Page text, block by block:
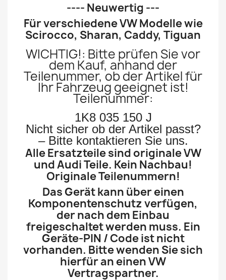
---- Neuwertig ---
Für verschiedene VW Modelle wie
Scirocco, Sharan, Caddy, Tiguan
WICHTIG!: Bitte prüfen Sievor
dem Kauf, anhand der
Teilenummer, ob der Artikel für
Ihr Fahrzeug geeignet ist!
Teilenummer:
1K8 035 150 J
Nicht sicher ob der Artikel passt?
– Bitte kontaktieren Sie uns.
Alle Ersatzteile sind originale VW
und Audi Teile. Kein Nachbau!
Originale Teilenummern!
Das Gerät kann über einen
Komponentenschutz verfügen,
der nach dem Einbau
freigeschaltet werden muss. Ein
Geräte-PIN / Code ist nicht
vorhanden. Bitte wenden Sie sich
hierfür an einen VW
Vertragspartner.